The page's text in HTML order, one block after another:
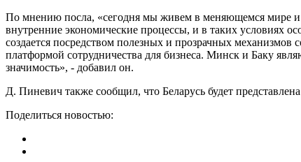
По мнению посла, «сегодня мы живем в меняющемся мире и
внутренние экономические процессы, и в таких условиях
создается посредством полезных и прозрачных
платформой сотрудничества для бизнеса. Минск и Баку
значимость», - добавил он.
Д. Пиневич также сообщил, что Беларусь будет
Поделиться новостью: